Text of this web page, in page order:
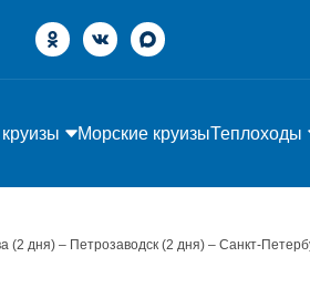
Морские круизыТеплоходы
(2 дня) – Петрозаводск (2 дня) – Санкт-